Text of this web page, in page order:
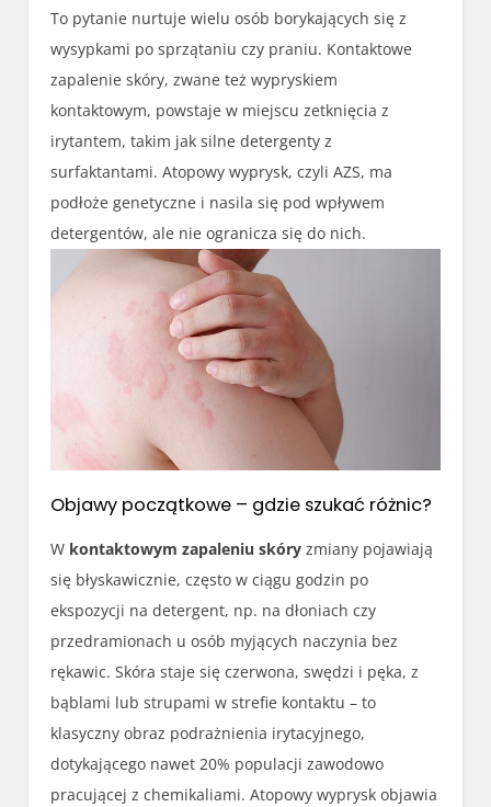
To pytanie nurtuje wielu osób borykających się z
wysypkami po sprzątaniu czy praniu. Kontaktowe
zapalenie skóry, zwane też wypryskiem
kontaktowym, powstaje w miejscu zetknięcia z
irytantem, takim jak silne detergenty z
surfaktantami. Atopowy wyprysk, czyli AZS, ma
podłoże genetyczne i nasila się pod wpływem
detergentów, ale nie ogranicza się do nich.
Objawy początkowe – gdzie szukać różnic?
W kontaktowym zapaleniu skóry zmiany pojawiają
się błyskawicznie, często w ciągu godzin po
ekspozycji na detergent, np. na dłoniach czy
przedramionach u osób myjących naczynia bez
rękawic. Skóra staje się czerwona, swędzi i pęka, z
bąblami lub strupami w strefie kontaktu – to
klasyczny obraz podrażnienia irytacyjnego,
dotykającego nawet 20% populacji zawodowo
pracującej z chemikaliami. Atopowy wyprysk objawia